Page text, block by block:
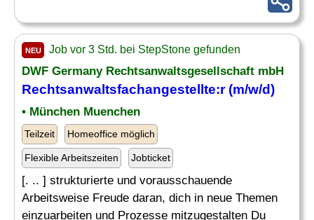
NEU Job vor 3 Std. bei StepStone gefunden
DWF Germany Rechtsanwaltsgesellschaft mbH
Rechtsanwaltsfachangestellte:r (m/w/d)
• München Muenchen
Teilzeit Homeoffice möglich
Flexible Arbeitszeiten Jobticket
[. .. ] strukturierte und vorausschauende
Arbeitsweise Freude daran, dich in neue Themen
einzuarbeiten und Prozesse mitzugestalten Du